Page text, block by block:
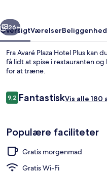
Næste
26+
OversigtVærelserBeliggenhed
Fra Avaré Plaza Hotel Plus kan
få lidt at spise i restauranten
for at træne.
Anmeldelser
9,29,2 ud af 10.
FantastiskVis alle 180
Populære faciliteter
Gratis morgenmad
Gratis Wi-Fi